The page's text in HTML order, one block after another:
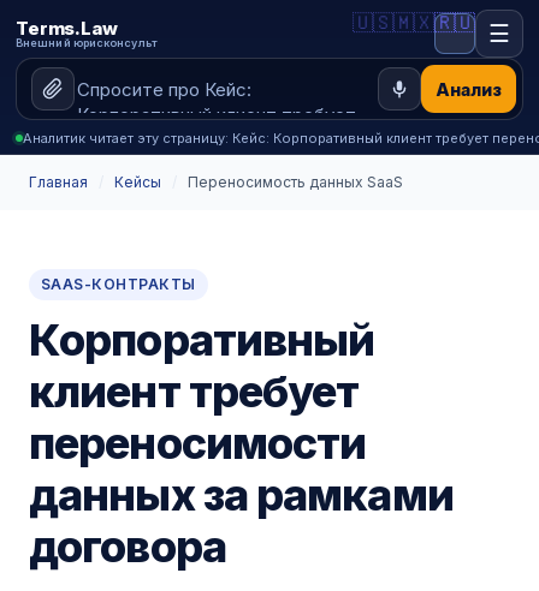
Terms.Law
Внешний юрисконсульт
Анализ
🇺🇸🇲🇽🇷🇺 ☰
Аналитик читает эту страницу: Кейс: Корпоративный клиент требует
Главная Кейсы Переносимость данных SaaS
SAAS-КОНТРАКТЫ
Корпоративный
клиент требует
переносимости
данных за рамками
договора